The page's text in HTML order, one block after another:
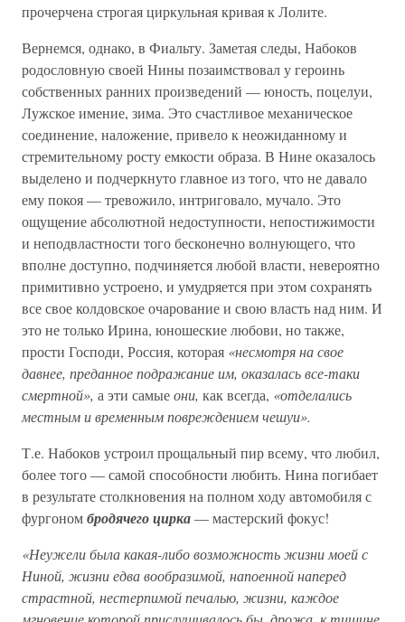
прочерчена строгая циркульная кривая к Лолите.
Вернемся, однако, в Фиальту. Заметая следы, Набоков
родословную своей Нины позаимствовал у героинь
собственных ранних произведений — юность, поцелуи,
Лужское имение, зима. Это счастливое механическое
соединение, наложение, привело к неожиданному и
стремительному росту емкости образа. В Нине оказалось
выделено и подчеркнуто главное из того, что не давало
ему покоя — тревожило, интриговало, мучало. Это
ощущение абсолютной недоступности, непостижимости
и неподвластности того бесконечно волнующего, что
вполне доступно, подчиняется любой власти, невероятно
примитивно устроено, и умудряется при этом сохранять
все свое колдовское очарование и свою власть над ним. И
это не только Ирина, юношеские любови, но также,
прости Господи, Россия, которая «несмотря на свое
давнее, преданное подражание им, оказалась все-таки
смертной», а эти самыеони, как всегда, «отделались
местным и временным повреждением чешуи».
Т.е. Набоков устроил прощальный пир всему, что любил,
более того — самой способности любить. Нина погибает
в результате столкновения на полном ходу автомобиля с
фургономбродячего цирка— мастерский фокус!
«Неужели была какая-либо возможность жизни моей с
Ниной, жизни едва вообразимой, напоенной наперед
страстной, нестерпимой печалью, жизни, каждое